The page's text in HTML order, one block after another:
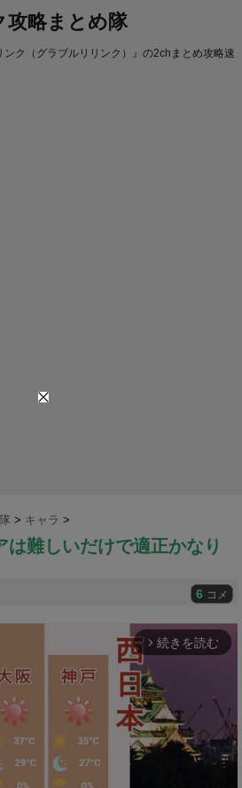
攻略まとめ隊
ンク（グラブルリリンク）』の2chまとめ攻略速
> キャラ >
は難しいだけで適正かなり
6 コメ
arrow_forward_ios 続きを読む